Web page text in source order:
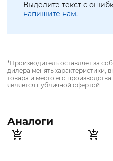
Выделите текст с
напишите нам.
*Производитель оставляет за
дилера менять характеристики,
товара и место его
является публичной офертой
Аналоги